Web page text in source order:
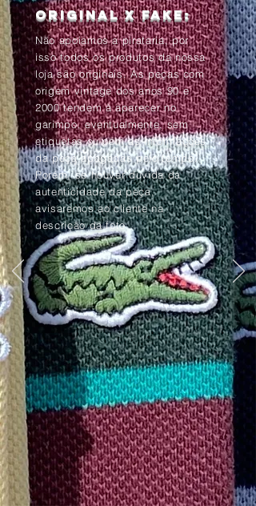
Original x Fake:
Não apoiamos a pirataria, por
isso todos os produtos da nossa
loja são originais. As peças com
origem vintage dos anos 90 e
2000 tendem à aparecer no
garimpo, eventualmente, sem
etiquetas ou com as informações
da peça apagadas pelo tempo.
Porém, se houver dúvida da
autenticidade da peça,
avisaremos ao cliente na
descrição da foto.